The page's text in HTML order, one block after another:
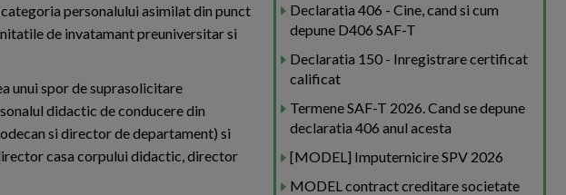
personalului asimilat din punct
de invatamant preuniversitar si
unui spor de suprasolicitare
didactic de conducere din
si director de departament) si
casa corpului didactic, director
Declaratia 406 - Cine, cand si cum
depune D406 SAF-T
Declaratia 150 - Inregistrare certificat
calificat
Termene SAF-T 2026. Cand se depune
declaratia 406 anul acesta
[MODEL] Imputernicire SPV 2026
MODEL contract creditare societate